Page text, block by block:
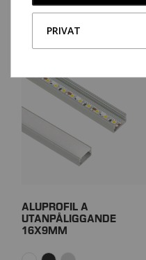
Flera alternativ
198 kr
ALUPROFIL A
UTANPÅLIGGANDE
16X9MM
PRIVAT